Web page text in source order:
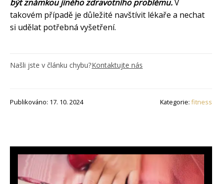
být známkou jiného zdravotního problému.V
takovém případě je důležité navštívit lékaře a nechat
si udělat potřebná vyšetření.
Našli jste v článku chybu?Kontaktujte nás
Publikováno: 17. 10. 2024 Kategorie: fitness